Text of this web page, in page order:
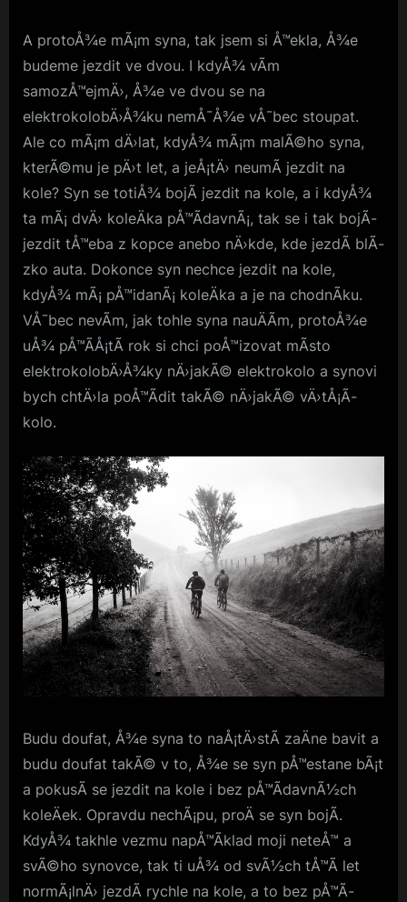
A protoÅ¾e mÃ¡m syna, tak jsem si Å™ekla, Å¾e
budeme jezdit ve dvou. I kdyÅ¾ vÃ­m
samozÅ™ejmÄ›, Å¾e ve dvou se na
elektrokolobÄ›Å¾ku nemÅ¯Å¾e vÅ¯bec stoupat.
Ale co mÃ¡m dÄ›lat, kdyÅ¾ mÃ¡m malÃ©ho syna,
kterÃ©mu je pÄ›t let, a jeÅ¡tÄ› neumÃ­ jezdit na
kole? Syn se totiÅ¾ bojÃ­ jezdit na kole, a i kdyÅ¾
ta mÃ¡ dvÄ› koleÄka pÅ™Ã­davnÃ¡, tak se i tak bojÃ­
jezdit tÅ™eba z kopce anebo nÄ›kde, kde jezdÃ­ blÃ­
zko auta. Dokonce syn nechce jezdit na kole,
kdyÅ¾ mÃ¡ pÅ™idanÃ¡ koleÄka a je na chodnÃ­ku.
VÅ¯bec nevÃ­m, jak tohle syna nauÄÃ­m, protoÅ¾e
uÅ¾ pÅ™Ã­Å¡tÃ­ rok si chci poÅ™izovat mÃ­sto
elektrokolobÄ›Å¾ky nÄ›jakÃ© elektrokolo a synovi
bych chtÄ›la poÅ™Ã­dit takÃ© nÄ›jakÃ© vÄ›tÅ¡Ã­
kolo.
Budu doufat, Å¾e syna to naÅ¡tÄ›stÃ­ zaÄne bavit a
budu doufat takÃ© v to, Å¾e se syn pÅ™estane bÃ¡t
a pokusÃ­ se jezdit na kole i bez pÅ™Ã­davnÃ½ch
koleÄek. Opravdu nechÃ¡pu, proÄ se syn bojÃ­.
KdyÅ¾ takhle vezmu napÅ™Ã­klad moji neteÅ™ a
svÃ©ho synovce, tak ti uÅ¾ od svÃ½ch tÅ™Ã­ let
normÃ¡lnÄ› jezdÃ­ rychle na kole, a to bez pÅ™Ã­